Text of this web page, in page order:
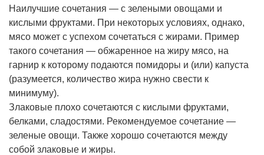
Наилучшие сочетания — с зелеными овощами и
кислыми фруктами. При некоторых условиях, однако,
мясо может с успехом сочетаться с жирами. Пример
такого сочетания — обжаренное на жиру мясо, на
гарнир к которому подаются помидоры и (или) капуста
(разумеется, количество жира нужно свести к
минимуму).
Злаковые плохо сочетаются с кислыми фруктами,
белками, сладостями. Рекомендуемое сочетание —
зеленые овощи. Также хорошо сочетаются между
собой злаковые и жиры.